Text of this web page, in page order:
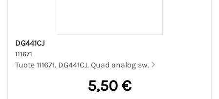
DG441CJ
111671
Tuote 111671. DG441CJ. Quad analog sw.
5,50 €